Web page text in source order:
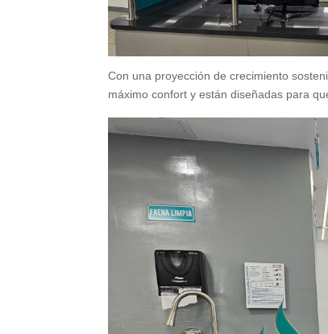
Con una proyección de crecimiento
máximo confort y están diseñadas para